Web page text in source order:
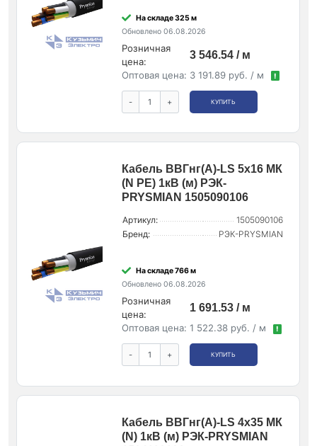
На складе 325 м
Обновлено 06.08.2026
Розничная
цена:
3 546.54 / м
Оптовая цена: 3 191.89 руб. / м !
- + КУПИТЬ
Кабель ВВГнг(А)-LS 5х16 МК
(N PE) 1кВ (м) РЭК-
PRYSMIAN 1505090106
Артикул:
1505090106
Бренд:
РЭК-PRYSMIAN
На складе 766 м
Обновлено 06.08.2026
Розничная
цена:
1 691.53 / м
Оптовая цена: 1 522.38 руб. / м !
- + КУПИТЬ
Кабель ВВГнг(А)-LS 4х35 МК
(N) 1кВ (м) РЭК-PRYSMIAN